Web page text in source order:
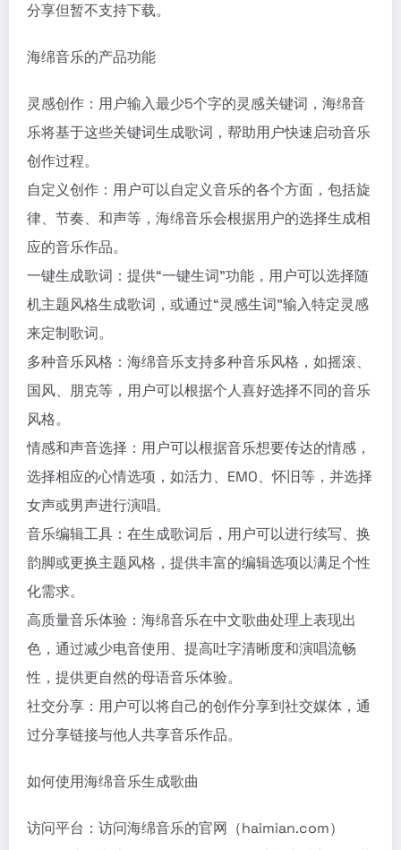
分享但暂不支持下载。
海绵音乐的产品功能
灵感创作：用户输入最少5个字的灵感关键词，海绵音
乐将基于这些关键词生成歌词，帮助用户快速启动音乐
创作过程。
自定义创作：用户可以自定义音乐的各个方面，包括旋
律、节奏、和声等，海绵音乐会根据用户的选择生成相
应的音乐作品。
一键生成歌词：提供“一键生词”功能，用户可以选择随
机主题风格生成歌词，或通过“灵感生词”输入特定灵感
来定制歌词。
多种音乐风格：海绵音乐支持多种音乐风格，如摇滚、
国风、朋克等，用户可以根据个人喜好选择不同的音乐
风格。
情感和声音选择：用户可以根据音乐想要传达的情感，
选择相应的心情选项，如活力、EMO、怀旧等，并选择
女声或男声进行演唱。
音乐编辑工具：在生成歌词后，用户可以进行续写、换
韵脚或更换主题风格，提供丰富的编辑选项以满足个性
化需求。
高质量音乐体验：海绵音乐在中文歌曲处理上表现出
色，通过减少电音使用、提高吐字清晰度和演唱流畅
性，提供更自然的母语音乐体验。
社交分享：用户可以将自己的创作分享到社交媒体，通
过分享链接与他人共享音乐作品。
如何使用海绵音乐生成歌曲
访问平台：访问海绵音乐的官网（haimian.com）